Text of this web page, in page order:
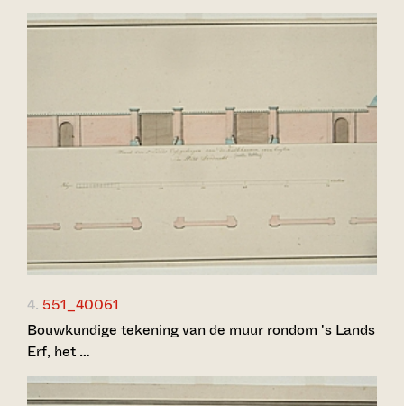
4. 551_40061
Bouwkundige tekening van de muur rondom 's Lands
Erf, het …